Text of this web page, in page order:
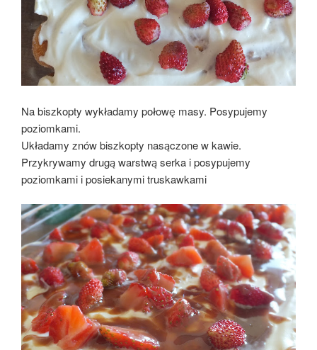
Na biszkopty wykładamy połowę masy. Posypujemy
poziomkami.
Układamy znów biszkopty nasączone w kawie.
Przykrywamy drugą warstwą serka i posypujemy
poziomkami i posiekanymi truskawkami